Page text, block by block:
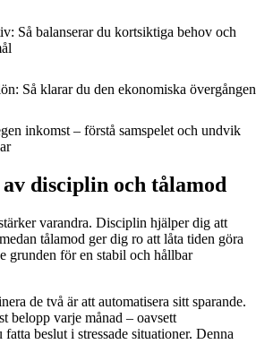
Så balanserar du kortsiktiga behov och
Så klarar du den ekonomiska övergången
inkomst – förstå samspelet och undvik
disciplin och tålamod
varandra. Disciplin hjälper dig att
tålamod ger dig ro att låta tiden göra
grunden för en stabil och hållbar
de två är att automatisera sitt sparande.
belopp varje månad – oavsett
beslut i stressade situationer. Denna